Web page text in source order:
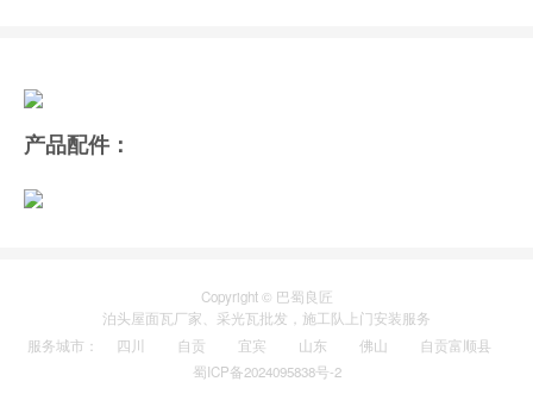
产品配件：
Copyright © 巴蜀良匠
泊头屋面瓦厂家 采光瓦批发，施工队上门安装服务
服务城市 ： 四川 自贡 宜宾 山东 佛山
自贡富顺县
蜀ICP备2024095838号-2